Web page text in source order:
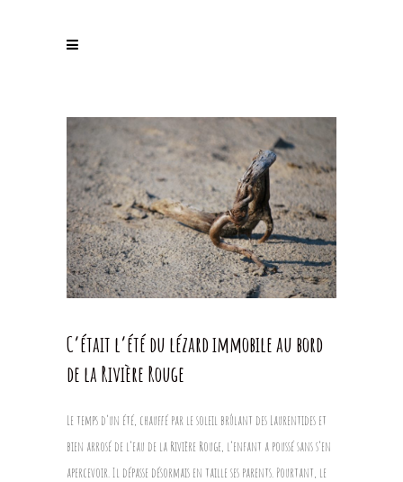
C’était l’été du lézard immobile au bord
de la Rivière Rouge
Le temps d’un été, chauffé par le soleil brûlant des Laurentides et
bien arrosé de l’eau de la Rivière Rouge, l’enfant a poussé sans s’en
apercevoir. Il dépasse désormais en taille ses parents. Pourtant, le